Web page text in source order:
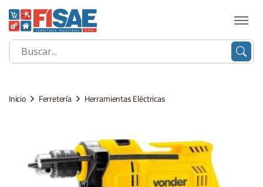
Inicio Ferretería Herramientas Eléctricas